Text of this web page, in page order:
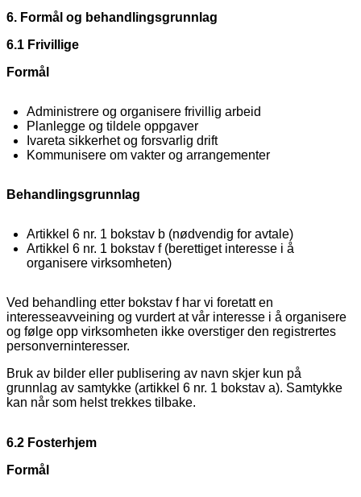
6. Formål og behandlingsgrunnlag
6.1 Frivillige
Formål
Administrere og organisere frivillig arbeid
Planlegge og tildele oppgaver
Ivareta sikkerhet og forsvarlig drift
Kommunisere om vakter og arrangementer
Behandlingsgrunnlag
Artikkel 6 nr. 1 bokstav b (nødvendig for avtale)
Artikkel 6 nr. 1 bokstav f (berettiget interesse i å
organisere virksomheten)
Ved behandling etter bokstav f har vi foretatt en
interesseavveining og vurdert at vår interesse i å organisere
og følge opp virksomheten ikke overstiger den registrertes
personverninteresser.
Bruk av bilder eller publisering av navn skjer kun på
grunnlag av samtykke (artikkel 6 nr. 1 bokstav a). Samtykke
kan når som helst trekkes tilbake.
6.2 Fosterhjem
Formål